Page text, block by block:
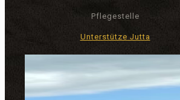
Pflegestelle
Unterstütze Jutta